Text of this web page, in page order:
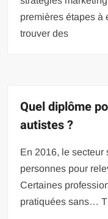
premières étapes
trouver des
Quel diplôme
autistes ?
En 2016, le secteur
personnes pour
Certaines
pratiquées sans…